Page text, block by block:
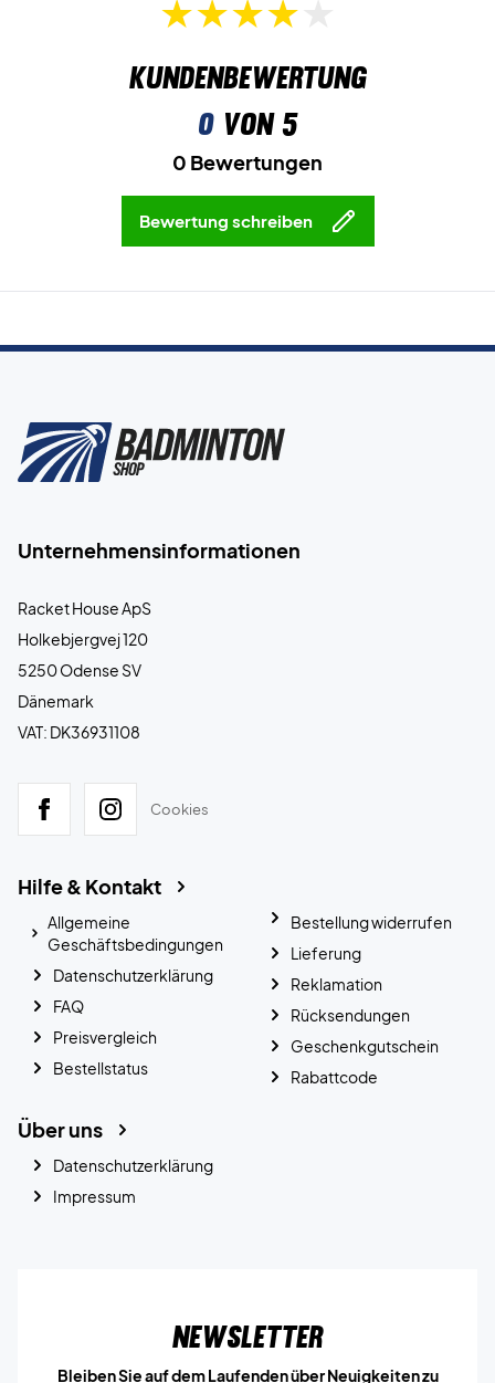
Kundenbewertung
0von 5
0 Bewertungen
Bewertung schreiben
Unternehmensinformationen
Racket House ApS
Holkebjergvej 120
5250 Odense SV
Dänemark
VAT: DK36931108
Cookies
Hilfe & Kontakt
Allgemeine
Geschäftsbedingungen
Datenschutzerklärung
FAQ
Preisvergleich
Bestellstatus
Bestellung widerrufen
Lieferung
Reklamation
Rücksendungen
Geschenkgutschein
Rabattcode
Über uns
Datenschutzerklärung
Impressum
Newsletter
Bleiben Sie auf dem Laufenden über Neuigkeiten zu